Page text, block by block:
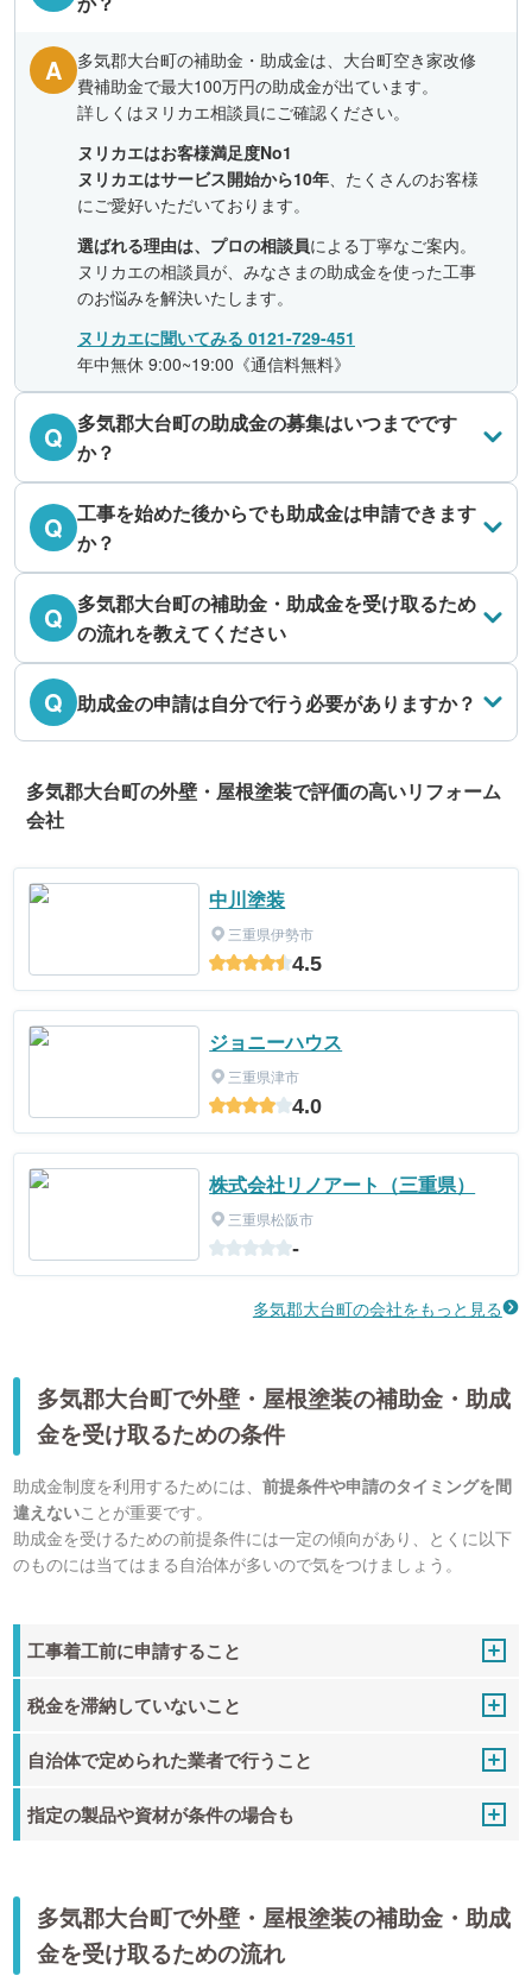
A
多気郡大台町の補助金・助成金は、大台町空き家改修
費補助金で最大100万円の助成金が出ています。
詳しくはヌリカエ相談員にご確認ください。
ヌリカエはお客様満足度No1
ヌリカエはサービス開始から10年、たくさんのお客様
にご愛好いただいております。
選ばれる理由は、プロの相談員による丁寧なご案内。
ヌリカエの相談員が、みなさまの助成金を使った工事
のお悩みを解決いたします。
ヌリカエに聞いてみる 0121-729-451
年中無休 9:00~19:00《通信料無料》
Q
多気郡大台町の助成金の募集はいつまでです
か？
Q 工事を始めた後からでも助成金は申請できます
か？
Q
多気郡大台町の補助金・助成金を受け取るため
の流れを教えてください
Q 助成金の申請は自分で行う必要がありますか？
多気郡大台町の外壁・屋根塗装で評価の高いリフォーム
会社
中川塗装
三重県伊勢市
4.5
ジョニーハウス
三重県津市
4.0
株式会社リノアート（三重県）
三重県松阪市
-
多気郡大台町の会社をもっと見る
多気郡大台町で外壁・屋根塗装の補助金・助成
金を受け取るための条件
助成金制度を利用するためには、前提条件や申請のタイミングを間
違えないことが重要です。
助成金を受けるための前提条件には一定の傾向があり、とくに以下
のものには当てはまる自治体が多いので気をつけましょう。
工事着工前に申請すること
税金を滞納していないこと
自治体で定められた業者で行うこと
指定の製品や資材が条件の場合も
多気郡大台町で外壁・屋根塗装の補助金・助成
金を受け取るための流れ